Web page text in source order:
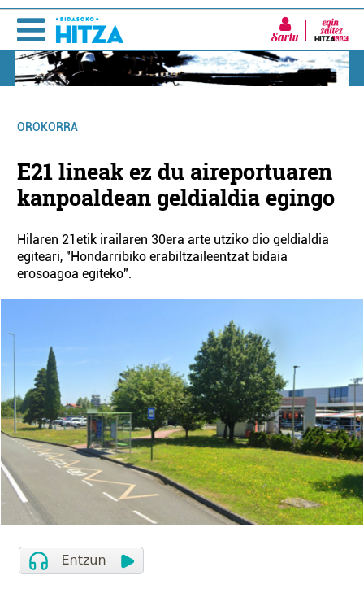
Sartu
OROKORRA
E21 lineak ez du aireportuaren
kanpoaldean geldialdia egingo
Hilaren 21etik irailaren 30era arte utziko dio geldialdia
egiteari, "Hondarribiko erabiltzaileentzat bidaia
erosoagoa egiteko".